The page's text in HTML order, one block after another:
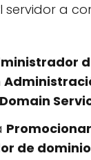
servidor a
de dominio